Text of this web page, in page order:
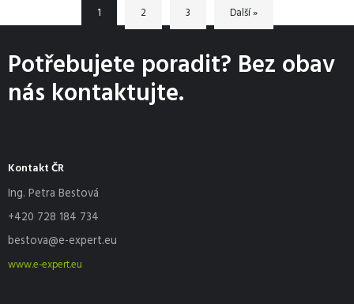
1 2 3 Další »
Potřebujete poradit? Bez obav
nás kontaktujte.
Kontakt ČR
Ing. Petra Bestová
+420 728 184 734
bestova@e-expert.eu
www.e-expert.eu